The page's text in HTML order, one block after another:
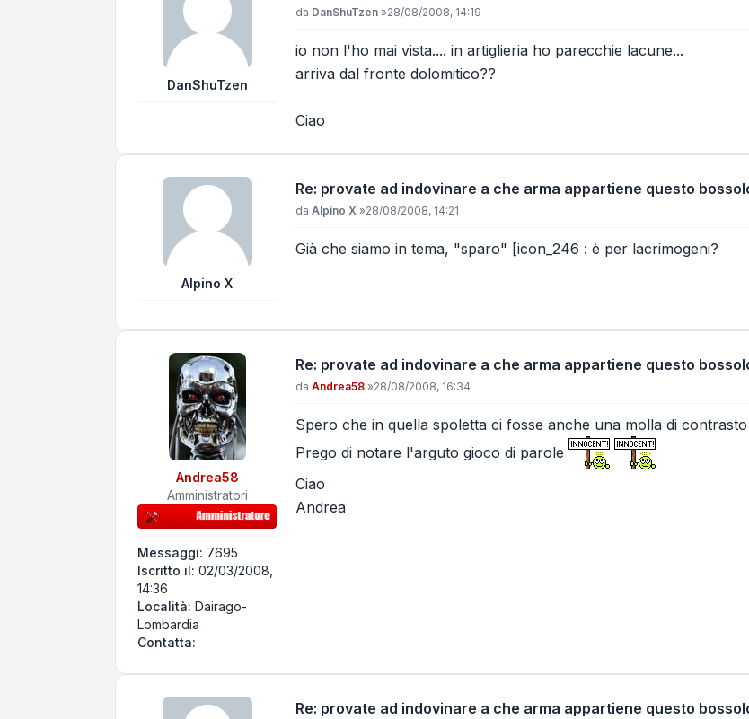
DanShuTzen
Messaggio
da DanShuTzen »28/08/2008, 14:19
io non l'ho mai vista.... in artiglieria ho parecchie lacune...
arriva dal fronte dolomitico??
Ciao
Alpino X
Re: provate ad indovinare a che arma appartiene questo
Messaggio
da Alpino X »28/08/2008, 14:21
Già che siamo in tema, "sparo" [icon_246 : è per lacrimogeni?
Andrea58
Amministratori
Messaggi: 7695
Iscritto il: 02/03/2008,
14:36
Località: Dairago-
Lombardia
Contatta:
Re: provate ad indovinare a che arma appartiene questo
Messaggio
da Andrea58 »28/08/2008, 16:34
Spero che in quella spoletta ci fosse anche una molla di
Prego di notare l'arguto gioco di parole
Ciao
Andrea
Re: provate ad indovinare a che arma appartiene questo